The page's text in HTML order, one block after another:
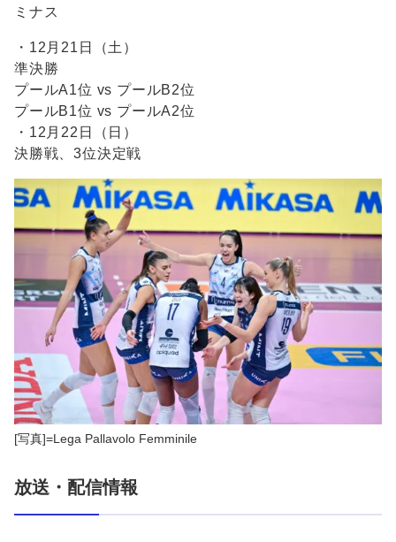
ミナス
・12月21日（土）
準決勝
プールA1位 vs プールB2位
プールB1位 vs プールA2位
・12月22日（日）
決勝戦、3位決定戦
[写真]=Lega Pallavolo Femminile
放送・配信情報